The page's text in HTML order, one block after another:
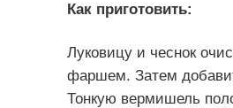
Как приготовить:
Луковицу и чеснок
фаршем. Затем
Тонкую вермишель